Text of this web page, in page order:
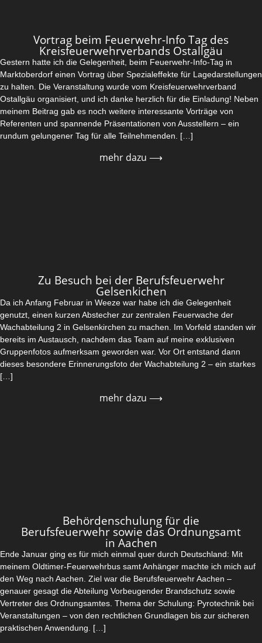
Vortrag beim Feuerwehr-Info Tag des
Kreisfeuerwehrverbands Ostallgäu
Gestern hatte ich die Gelegenheit, beim Feuerwehr-Info-Tag in
Marktoberdorf einen Vortrag über Spezialeffekte für Lagedarstellungen
zu halten. Die Veranstaltung wurde vom Kreisfeuerwehrverband
Ostallgäu organisiert, und ich danke herzlich für die Einladung! Neben
meinem Beitrag gab es noch weitere interessante Vorträge von
Referenten und spannende Präsentationen von Ausstellern – ein
rundum gelungener Tag für alle Teilnehmenden. […]
mehr dazu ⟶
Zu Besuch bei der Berufsfeuerwehr
Gelsenkichen
Da ich Anfang Februar in Weeze war habe ich die Gelegenheit
genutzt, einen kurzen Abstecher zur zentralen Feuerwache der
Wachabteilung 2 in Gelsenkirchen zu machen. Im Vorfeld standen wir
bereits im Austausch, nachdem das Team auf meine exklusiven
Gruppenfotos aufmerksam geworden war. Vor Ort entstand dann
dieses besondere Erinnerungsfoto der Wachabteilung 2 – ein starkes
[…]
mehr dazu ⟶
Behördenschulung für die
Berufsfeuerwehr sowie das Ordnungsamt
in Aachen
Ende Januar ging es für mich einmal quer durch Deutschland: Mit
meinem Oldtimer-Feuerwehrbus samt Anhänger machte ich mich auf
den Weg nach Aachen. Ziel war die Berufsfeuerwehr Aachen –
genauer gesagt die Abteilung Vorbeugender Brandschutz sowie
Vertreter des Ordnungsamtes. Thema der Schulung: Pyrotechnik bei
Veranstaltungen – von den rechtlichen Grundlagen bis zur sicheren
praktischen Anwendung. […]